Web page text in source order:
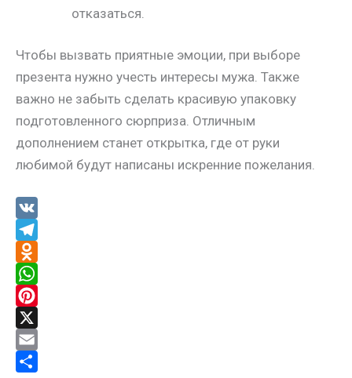
отказаться.
Чтобы вызвать приятные эмоции, при выборе
презента нужно учесть интересы мужа. Также
важно не забыть сделать красивую упаковку
подготовленного сюрприза. Отличным
дополнением станет открытка, где от руки
любимой будут написаны искренние пожелания.
V
KT
e
l
e
g
r
O
d
n
o
k
W
h
a
t
P
n
X
E